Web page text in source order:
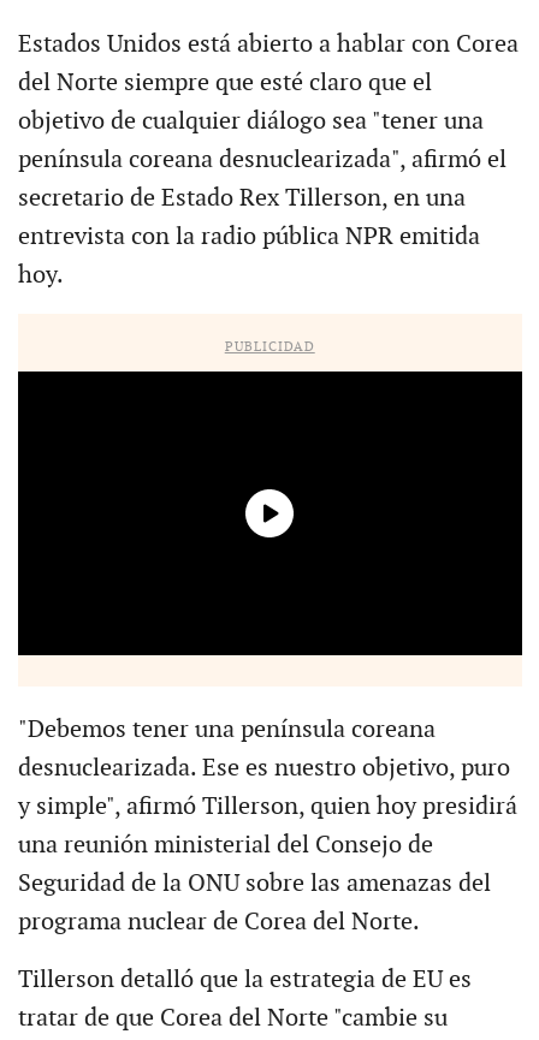
Estados Unidos está abierto a hablar con Corea
del Norte siempre que esté claro que el
objetivo de cualquier diálogo sea "tener una
península coreana desnuclearizada", afirmó el
secretario de Estado Rex Tillerson, en una
entrevista con la radio pública NPR emitida
hoy.
PUBLICIDAD
"Debemos tener una península coreana
desnuclearizada. Ese es nuestro objetivo, puro
y simple", afirmó Tillerson, quien hoy presidirá
una reunión ministerial del Consejo de
Seguridad de la ONU sobre las amenazas del
programa nuclear de Corea del Norte.
Tillerson detalló que la estrategia de EU es
tratar de que Corea del Norte "cambie su